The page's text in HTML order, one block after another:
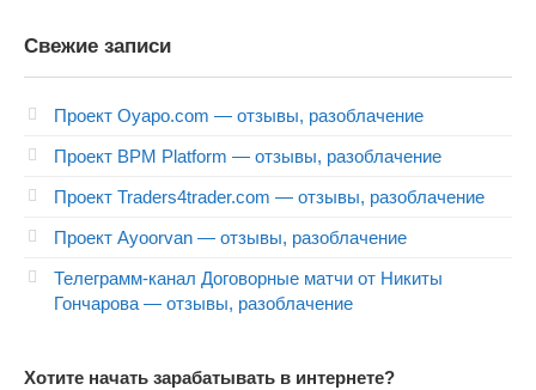
Свежие записи
Проект Oyapo.com — отзывы, разоблачение
Проект BPM Platform — отзывы, разоблачение
Проект Traders4trader.com — отзывы, разоблачение
Проект Ayoorvan — отзывы, разоблачение
Телеграмм-канал Договорные матчи от Никиты
Гончарова — отзывы, разоблачение
Хотите начать зарабатывать в интернете?